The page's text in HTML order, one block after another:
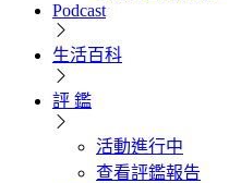
Podcast
生活百科
評 鑑
活動進行中
查看評鑑報告